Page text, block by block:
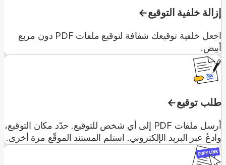
إزالة خلفية التوقيع
اجعل خلفية توقيعك شفافة لتوقيع ملفات PDF دون مربع
أبيض.
طلب توقيع
أرسل ملفات PDF إلى أي شخص للتوقيع. حدّد مكان التوقيع،
وادعُ عبر البريد الإلكتروني. استلم المستند الموقّع مرة أخرى.